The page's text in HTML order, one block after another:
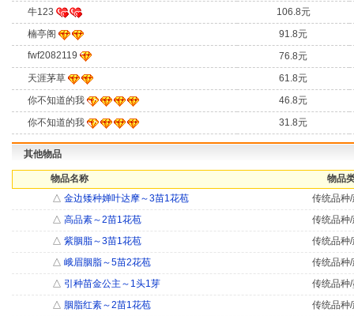
牛123
106.8元
楠亭阁
91.8元
fwf2082119
76.8元
天涯茅草
61.8元
你不知道的我
46.8元
你不知道的我
31.8元
其他物品
物品名称
物品
△ 金边矮种婵叶达摩～3苗1花苞
传统品种
△ 高品素～2苗1花苞
传统品种
△ 紫胭脂～3苗1花苞
传统品种
△ 峨眉胭脂～5苗2花苞
传统品种
△ 引种苗金公主～1头1芽
传统品种
△ 胭脂红素～2苗1花苞
传统品种